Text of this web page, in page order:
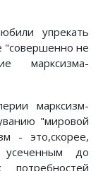
упрекать
"совершенно не
марксизма-
марксизм-
"мировой
- это,скорее,
усеченным до